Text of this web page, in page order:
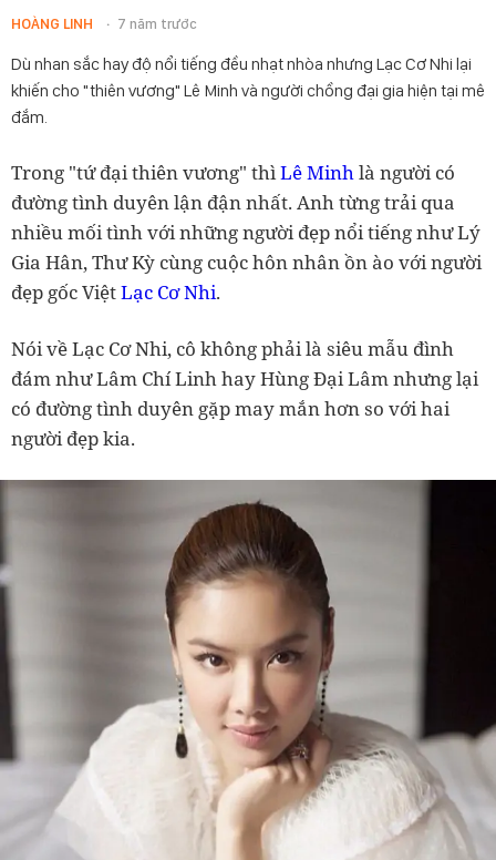
HOÀNG LINH 7 năm trước
Dù nhan sắc hay độ nổi tiếng đều nhạt nhòa nhưng Lạc Cơ Nhi lại
khiến cho "thiên vương" Lê Minh và người chồng đại gia hiện tại mê
đắm.
Trong "tứ đại thiên vương" thìLê Minhlà người có
đường tình duyên lận đận nhất. Anh từng trải qua
nhiều mối tình với những người đẹp nổi tiếng như Lý
Gia Hân, Thư Kỳ cùng cuộc hôn nhân ồn ào với người
đẹp gốc ViệtLạc Cơ Nhi.
Nói về Lạc Cơ Nhi, cô không phải là siêu mẫu đình
đám như Lâm Chí Linh hay Hùng Đại Lâm nhưng lại
có đường tình duyên gặp may mắn hơn so với hai
người đẹp kia.